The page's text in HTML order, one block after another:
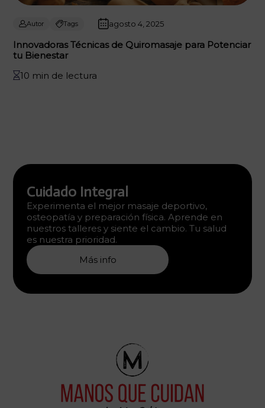
Autor Tags agosto 4, 2025
Innovadoras Técnicas de Quiromasaje para Potenciar
tu Bienestar
10 min de lectura
Cuidado Integral
Experimenta el mejor masaje deportivo,
osteopatía y preparación física. Aprende en
nuestros talleres y siente el cambio. Tu salud
es nuestra prioridad.
Más info